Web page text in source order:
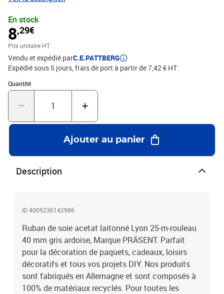
matériaux recyclés. Pour toutes les occasions : que ce soit pour un
anniversaire, un baptême, une communion, Noël, le Nouvel An ou
même pour Pâques – ce fabuleux accessoire rend rapidement les
emballages cadeaux beaux et attrayants.
En stock
8,29€
Prix unitaire HT
Vendu et expédié parC.E.PATTBERG
Expédié sous 5 jours, frais de port à partir de 7,42 € HT
Quantité
Quantité : 1
Ajouter au panier
Description
ID 4009236142986
Ruban de soie acetat laitonné Lyon 25-m-rouleau
40 mm gris ardoise, Marque PRÄSENT. Parfait
pour la décoration de paquets, cadeaux, loisirs
décoratifs et tous vos projets DIY. Nos produits
sont fabriqués en Allemagne et sont composés à
100% de matériaux recyclés. Pour toutes les